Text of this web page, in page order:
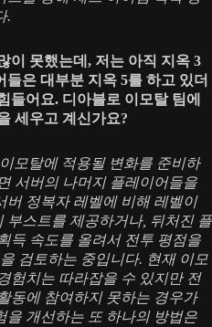
.
이 못했는데, 저는 아직 지옥 3
은 대부분 지옥 5를 하고 있더
들어요. 디아블로 이모탈 팀에
세우고 계신가요?
모탈에 적용될 변화를 준비하
서버의 나머지 플레이어들을
버 정복자 레벨에 비해 레벨이
부스트를 제공하거나, 뒤처진 플
득 속도를 올려서 전투 평점을
검토하는 중입니다. 현재 이모
험치는 따라잡을 수 있지만 전
동에 참여하지 못하는 경우가
을 개선하는 또 하나의 방법은